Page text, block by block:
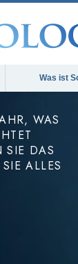
Was ist
WAS
SIE DAS
ALLES